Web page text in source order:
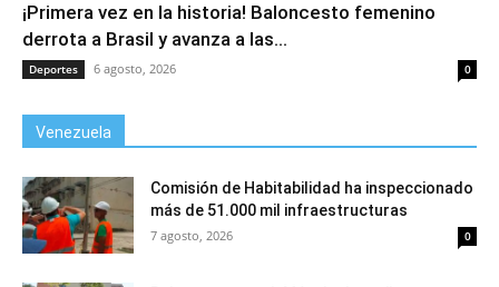
¡Primera vez en la historia! Baloncesto femenino
derrota a Brasil y avanza a las...
Deportes 6 agosto, 2026 0
Venezuela
Comisión de Habitabilidad ha inspeccionado
más de 51.000 mil infraestructuras
7 agosto, 2026 0